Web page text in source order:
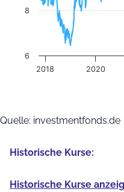
2018 2020
6
8
Quelle: investmentfonds.de
Historische Kurse:
Historische Kurse